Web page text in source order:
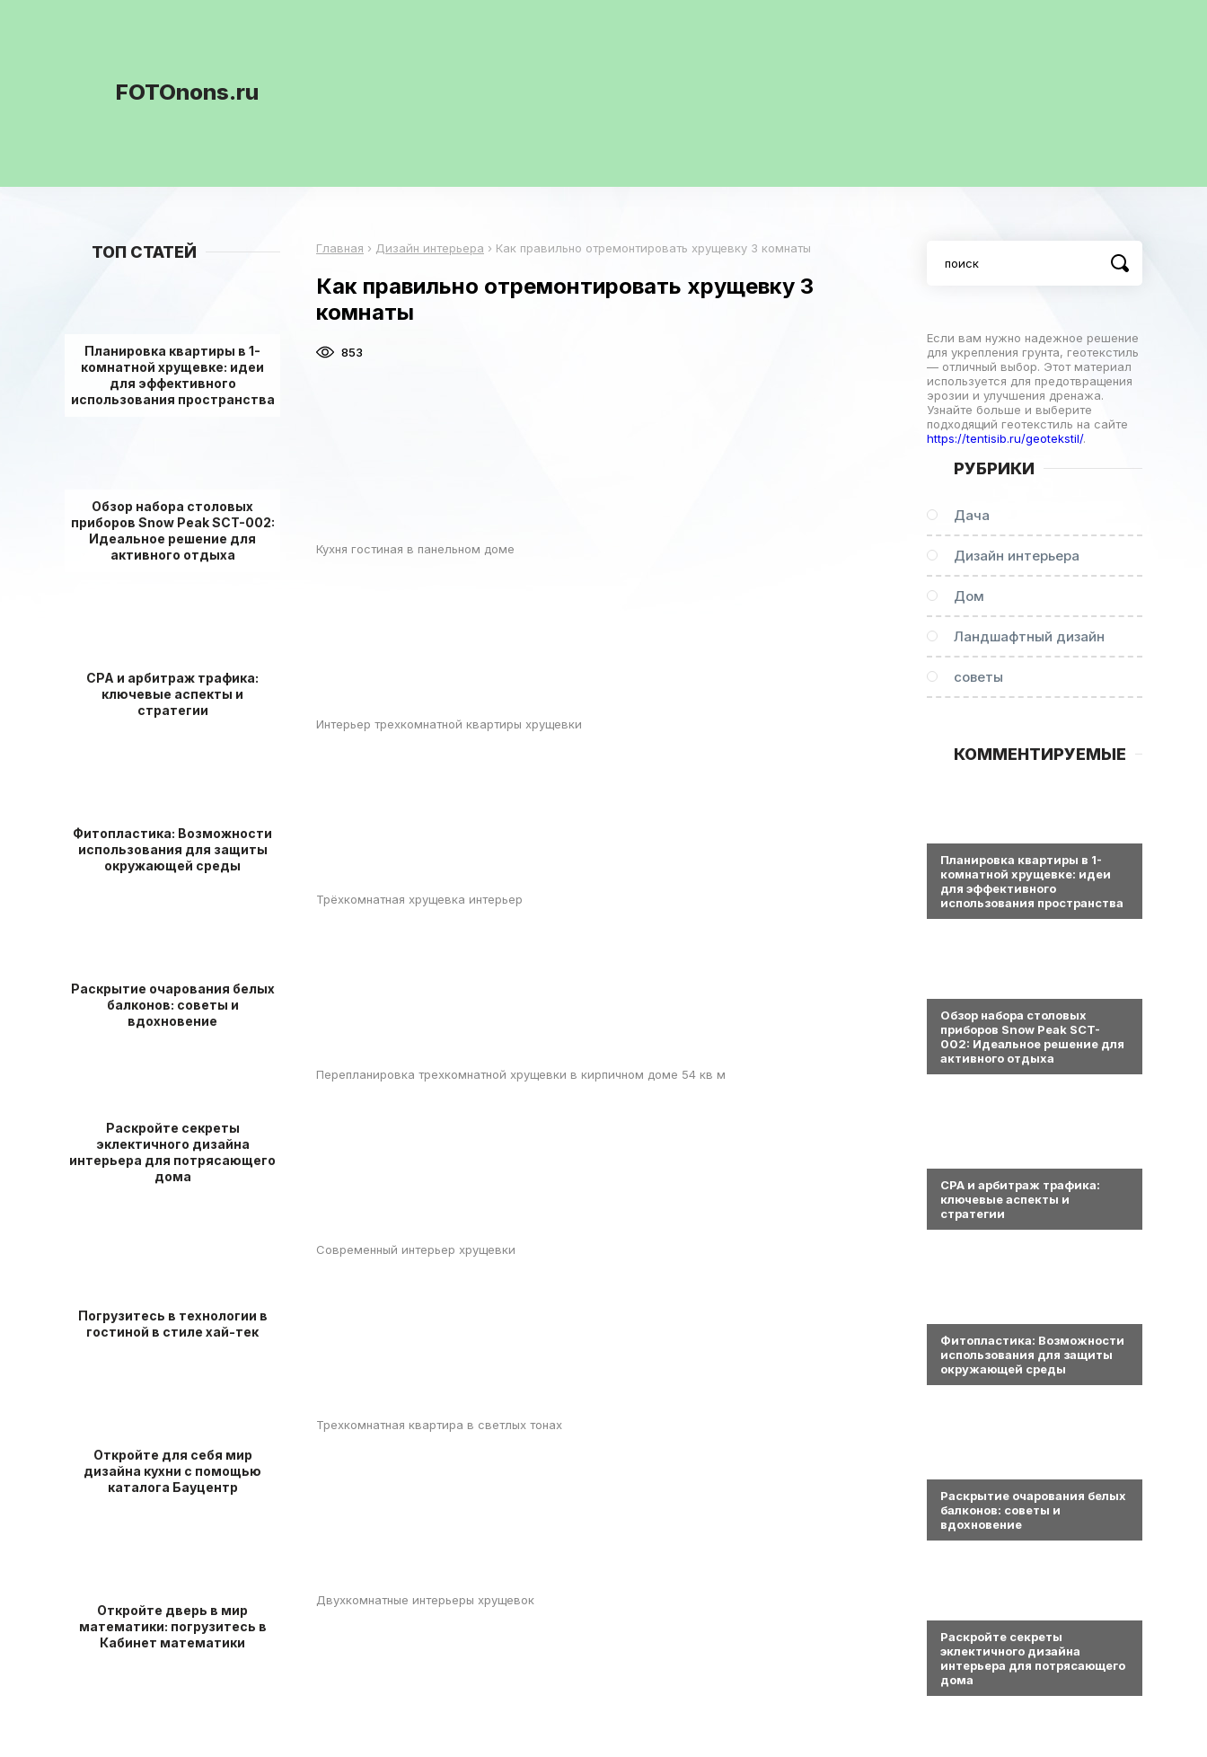
FOTOnons.ru
Главная › Дизайн интерьера › Как правильно отремонтировать хрущевку 3 комнаты
Как правильно отремонтировать хрущевку 3
комнаты
853
Кухня гостиная в панельном доме
Интерьер трехкомнатной квартиры хрущевки
Трёхкомнатная хрущевка интерьер
Перепланировка трехкомнатной хрущевки в кирпичном доме 54 кв м
Современный интерьер хрущевки
Трехкомнатная квартира в светлых тонах
Двухкомнатные интерьеры хрущевок
ТОП СТАТЕЙ
Планировка квартиры в 1-
комнатной хрущевке: идеи
для эффективного
использования пространства
Обзор набора столовых
приборов Snow Peak SCT-002:
Идеальное решение для
активного отдыха
СРА и арбитраж трафика:
ключевые аспекты и
стратегии
Фитопластика: Возможности
использования для защиты
окружающей среды
Раскрытие очарования белых
балконов: советы и
вдохновение
Раскройте секреты
эклектичного дизайна
интерьера для потрясающего
дома
Погрузитесь в технологии в
гостиной в стиле хай-тек
Откройте для себя мир
дизайна кухни с помощью
каталога Бауцентр
Откройте дверь в мир
математики: погрузитесь в
Кабинет математики
Если вам нужно надежное решение
для укрепления грунта, геотекстиль
— отличный выбор. Этот материал
используется для предотвращения
эрозии и улучшения дренажа.
Узнайте больше и выберите
подходящий геотекстиль на сайте
https://tentisib.ru/geotekstil/.
РУБРИКИ
Дача
Дизайн интерьера
Дом
Ландшафтный дизайн
советы
КОММЕНТИРУЕМЫЕ
Планировка квартиры в 1-
комнатной хрущевке: идеи
для эффективного
использования пространства
Обзор набора столовых
приборов Snow Peak SCT-
002: Идеальное решение для
активного отдыха
СРА и арбитраж трафика:
ключевые аспекты и
стратегии
Фитопластика: Возможности
использования для защиты
окружающей среды
Раскрытие очарования белых
балконов: советы и
вдохновение
Раскройте секреты
эклектичного дизайна
интерьера для потрясающего
дома